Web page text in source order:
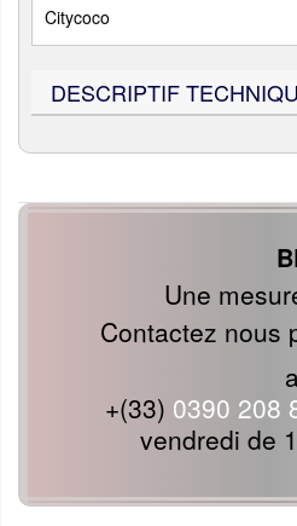
Citycoco
DESCRIPTIF
Une
Contactez nous
+(33) 0390 208
vendredi de